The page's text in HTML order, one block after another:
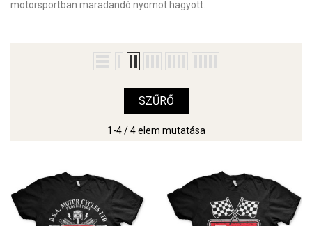
motorsportban maradandó nyomot hagyott.
SZŰRŐ
1-4 / 4 elem mutatása